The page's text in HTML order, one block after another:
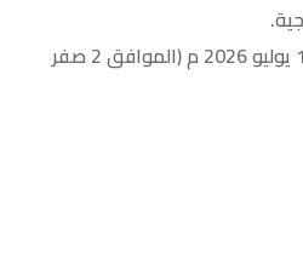
الموعد: الخميس، 16 يوليو 2026 م (الموافق 2 صفر